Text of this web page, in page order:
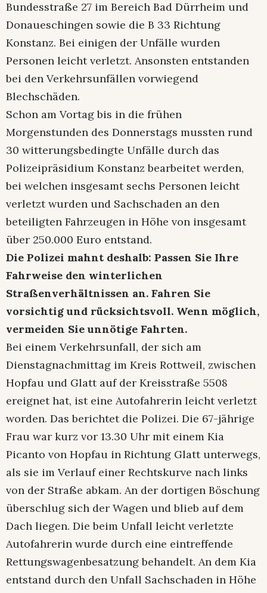
Bundesstraße 27 im Bereich Bad Dürrheim und
Donaueschingen sowie die B 33 Richtung
Konstanz. Bei einigen der Unfälle wurden
Personen leicht verletzt. Ansonsten entstanden
bei den Verkehrsunfällen vorwiegend
Blechschäden.
Schon am Vortag bis in die frühen
Morgenstunden des Donnerstags mussten rund
30 witterungsbedingte Unfälle durch das
Polizeipräsidium Konstanz bearbeitet werden,
bei welchen insgesamt sechs Personen leicht
verletzt wurden und Sachschaden an den
beteiligten Fahrzeugen in Höhe von insgesamt
über 250.000 Euro entstand.
Die Polizei mahnt deshalb: Passen Sie Ihre
Fahrweise den winterlichen
Straßenverhältnissen an. Fahren Sie
vorsichtig und rücksichtsvoll. Wenn möglich,
vermeiden Sie unnötige Fahrten.
Bei einem Verkehrsunfall, der sich am
Dienstagnachmittag im Kreis Rottweil, zwischen
Hopfau und Glatt auf der Kreisstraße 5508
ereignet hat, ist eine Autofahrerin leicht verletzt
worden. Das berichtet die Polizei. Die 67-jährige
Frau war kurz vor 13.30 Uhr mit einem Kia
Picanto von Hopfau in Richtung Glatt unterwegs,
als sie im Verlauf einer Rechtskurve nach links
von der Straße abkam. An der dortigen Böschung
überschlug sich der Wagen und blieb auf dem
Dach liegen. Die beim Unfall leicht verletzte
Autofahrerin wurde durch eine eintreffende
Rettungswagenbesatzung behandelt. An dem Kia
entstand durch den Unfall Sachschaden in Höhe